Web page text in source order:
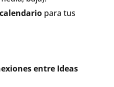
para tus
entre Ideas